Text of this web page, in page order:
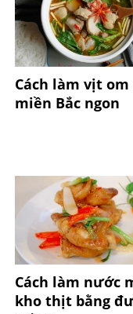
Cách làm vịt om
miền Bắc ngon
Cách làm nước
kho thịt bằng